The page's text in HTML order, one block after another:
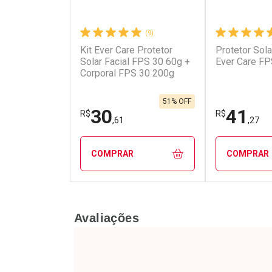
Ativar Desconto
Por R$ 17,90/cada
Por R$ 17,90/cada
Ativar
Por R$
Por R$
(9)
Kit Ever Care Protetor
Solar Facial FPS 30 60g +
Corporal FPS 30 200g
R$30,61
51% OFF
COMPRAR
Laboratório
Por Menos
Protetor
Ever Care
R$41 ,27
COMPRAR
Avaliações